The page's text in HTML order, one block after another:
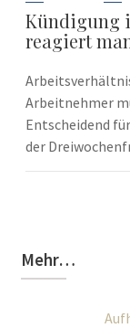
Kündigung
reagiert
Arbeitnehmer
Entscheidend
der
Mehr…